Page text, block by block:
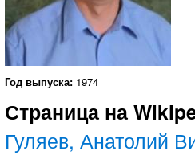
Год выпуска: 1974
Страница на
Гуляев, Анатолий